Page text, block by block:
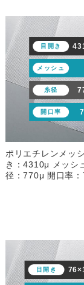
目開き
メッシュ
糸径
開口率
ポリエチレンメッ
き：4310μ メッシ
径：770μ 開口率
目開き